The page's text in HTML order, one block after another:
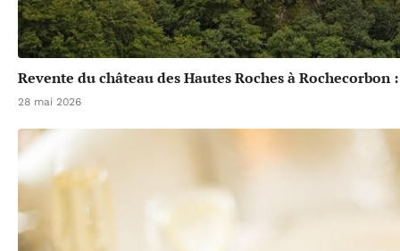
Revente du château des Hautes Roches à
28 mai 2026